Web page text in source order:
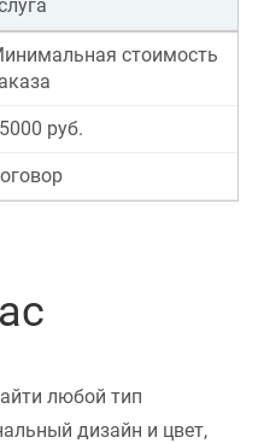
стоимость
руб.
любой тип
дизайн и цвет,